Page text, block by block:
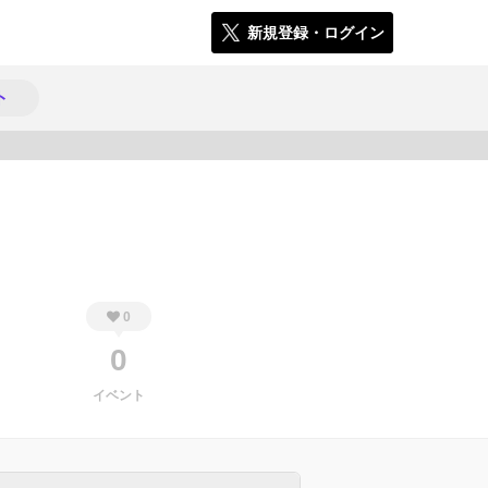
新規登録・ログイン
0
0
イベント